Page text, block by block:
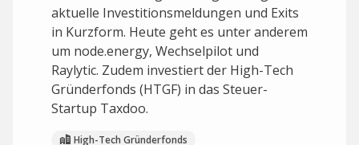
aktuelle Investitionsmeldungen und Exits
in Kurzform. Heute geht es unter anderem
um node.energy, Wechselpilot und
Raylytic. Zudem investiert der High-Tech
Gründerfonds (HTGF) in das Steuer-
Startup Taxdoo.
High-Tech Gründerfonds